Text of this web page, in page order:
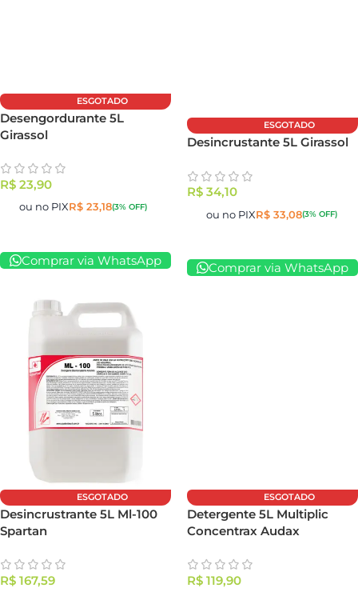
ESGOTADO
Desengordurante 5L
Girassol
R$ 23,90
ou no PIXR$ 23,18(3% OFF)
Comprar via WhatsApp
ESGOTADO
Desincrustante 5L Girassol
R$ 34,10
ou no PIXR$ 33,08(3% OFF)
Comprar via WhatsApp
ESGOTADO
Desincrustrante 5L Ml-100
Spartan
R$ 167,59
ESGOTADO
Detergente 5L Multiplic
Concentrax Audax
R$ 119,90